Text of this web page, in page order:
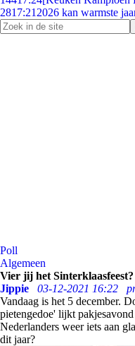
2817:21 2026 kan warmste
Poll
Algemeen
Vier jij het Sinterklaasfeest?
Jippie
03-12-2021 16:22
Vandaag is het 5 december.
pietengedoe' lijkt
Nederlanders weer iets aan
dit jaar?